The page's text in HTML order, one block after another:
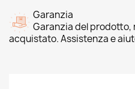
Garanzia
Garanzia del prodotto,
acquistato. Assistenza e